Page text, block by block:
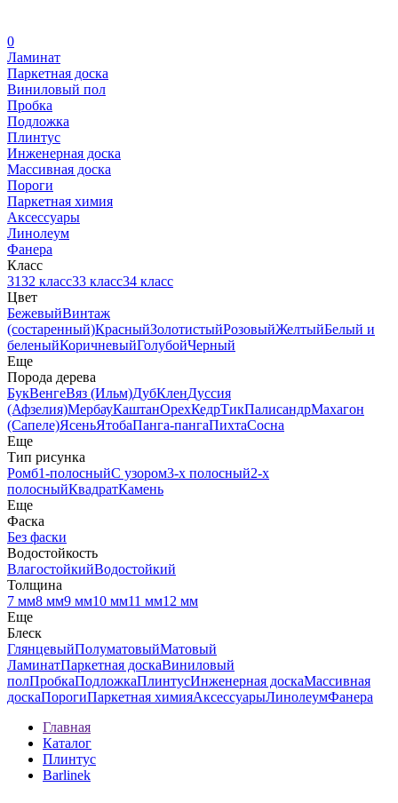
0
Ламинат
Паркетная доска
Виниловый пол
Пробка
Подложка
Плинтус
Инженерная доска
Массивная доска
Пороги
Паркетная химия
Аксессуары
Линолеум
Фанера
Класс
3132 класс33 класс34 класс
Цвет
БежевыйВинтаж
(состаренный)КрасныйЗолотистыйРозовыйЖелтыйБелый и
беленыйКоричневыйГолубойЧерный
Еще
Порода дерева
БукВенгеВяз (Ильм)ДубКленДуссия
(Афзелия)МербауКаштанОрехКедрТикПалисандрМахагон
(Сапеле)ЯсеньЯтобаПанга-пангаПихтаСосна
Еще
Тип рисунка
Ромб1-полосныйС узором3-х полосный2-х
полосныйКвадратКамень
Еще
Фаска
Без фаски
Водостойкость
ВлагостойкийВодостойкий
Толщина
7 мм8 мм9 мм10 мм11 мм12 мм
Еще
Блеск
ГлянцевыйПолуматовыйМатовый
ЛаминатПаркетная доскаВиниловый
полПробкаПодложкаПлинтусИнженерная доскаМассивная
доскаПорогиПаркетная химияАксессуарыЛинолеумФанера
Главная
Каталог
Плинтус
Barlinek